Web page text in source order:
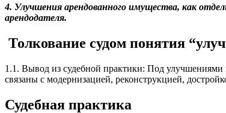
4. Улучшения арендованного имущества, как
арендодателя.
Толкование судом понятия
1.1. Вывод из судебной практики: Под улучшениями
связаны с модернизацией, реконструкцией,
Судебная практика